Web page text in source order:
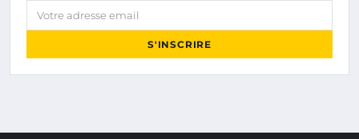
Votre adresse email
S'INSCRIRE